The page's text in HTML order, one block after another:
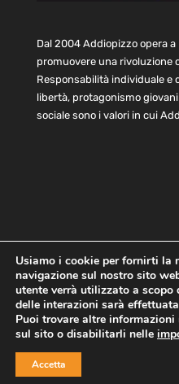
Dal 2004 Addiopizzo opera a
promuovere una rivoluzione
Responsabilità individuale e
libertà, protagonismo
sociale sono i valori in cui
Home Statuto e
Privacy
Cookie
Copyright © 2021
Usiamo i cookie per fornirti la
navigazione sul nostro sito
utente verrà utilizzato a
delle interazioni sarà
Puoi trovare altre
sul sito o disabilitarli nelle
Accetta